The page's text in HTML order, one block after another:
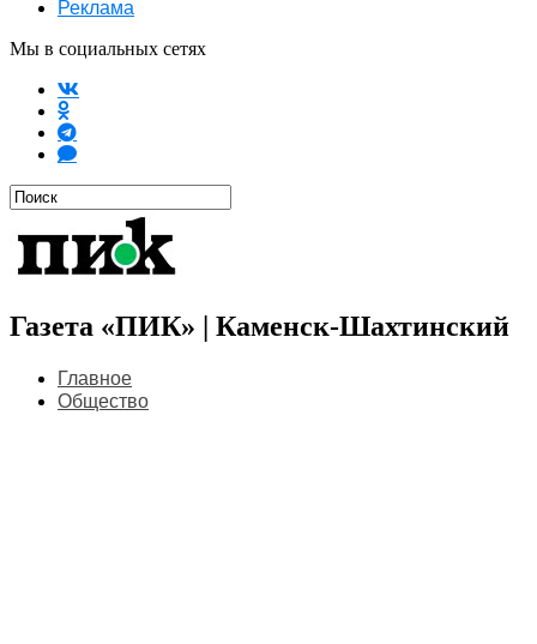
Реклама
Мы в социальных сетях
Газета «ПИК» | Каменск-Шахтинский
Главное
Общество